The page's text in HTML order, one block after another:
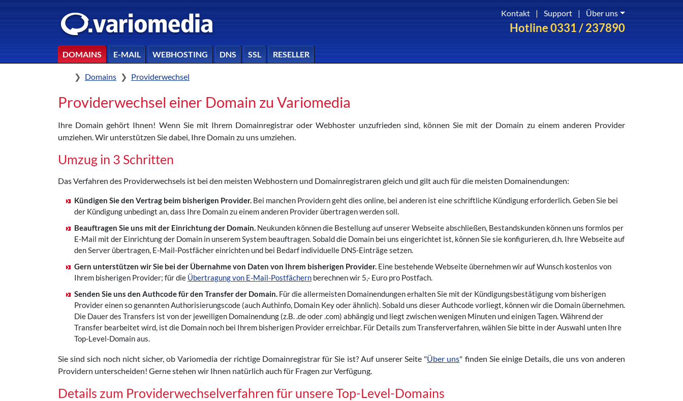
Hotline 0331 / 237890
Kontakt | Support | Über uns
DOMAINS E-MAIL WEBHOSTING DNS SSL RESELLER
HomeDomains Providerwechsel
Providerwechsel einer Domain zu Variomedia
Ihre Domain gehört Ihnen! Wenn Sie mit Ihrem Domainregistrar oder Webhoster unzufrieden sind, können Sie mit der Domain zu einem anderen Provider
umziehen. Wir unterstützen Sie dabei, Ihre Domain zu uns umziehen.
Umzug in 3 Schritten
Das Verfahren des Providerwechsels ist bei den meisten Webhostern und Domainregistraren gleich und gilt auch für die meisten Domainendungen:
Kündigen Sie den Vertrag beim bisherigen Provider. Bei manchen Providern geht dies online, bei anderen ist eine schriftliche Kündigung erforderlich. Geben Sie bei
der Kündigung unbedingt an, dass Ihre Domain zu einem anderen Provider übertragen werden soll.
Beauftragen Sie uns mit der Einrichtung der Domain. Neukunden können die Bestellung auf unserer Webseite abschließen, Bestandskunden können uns formlos per
E-Mail mit der Einrichtung der Domain in unserem System beauftragen. Sobald die Domain bei uns eingerichtet ist, können Sie sie konfigurieren, d.h. Ihre Webseite auf
den Server übertragen, E-Mail-Postfächer einrichten und bei Bedarf individuelle DNS-Einträge setzen.
Gern unterstützen wir Sie bei der Übernahme von Daten von Ihrem bisherigen Provider. Eine bestehende Webseite übernehmen wir auf Wunsch kostenlos von
Ihrem bisherigen Provider; für die Übertragung von E-Mail-Postfächern berechnen wir 5,- Euro pro Postfach.
Senden Sie uns den Authcode für den Transfer der Domain. Für die allermeisten Domainendungen erhalten Sie mit der Kündigungsbestätigung vom bisherigen
Provider einen so genannten Authorisierungscode (auch Authinfo, Domain Key oder ähnlich). Sobald uns dieser Authcode vorliegt, können wir die Domain übernehmen.
Die Dauer des Transfers ist von der jeweiligen Domainendung (z.B. .de oder .com) abhängig und liegt zwischen wenigen Minuten und einigen Tagen. Während der
Transfer bearbeitet wird, ist die Domain noch bei Ihrem bisherigen Provider erreichbar. Für Details zum Transferverfahren, wählen Sie bitte in der Auswahl unten Ihre
Top-Level-Domain aus.
Sie sind sich noch nicht sicher, ob Variomedia der richtige Domainregistrar für Sie ist? Auf unserer Seite "Über uns" finden Sie einige Details, die uns von anderen
Providern unterscheiden! Gerne stehen wir Ihnen natürlich auch für Fragen zur Verfügung.
Details zum Providerwechselverfahren für unsere Top-Level-Domains